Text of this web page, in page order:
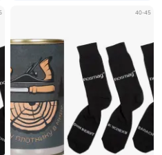
40-45